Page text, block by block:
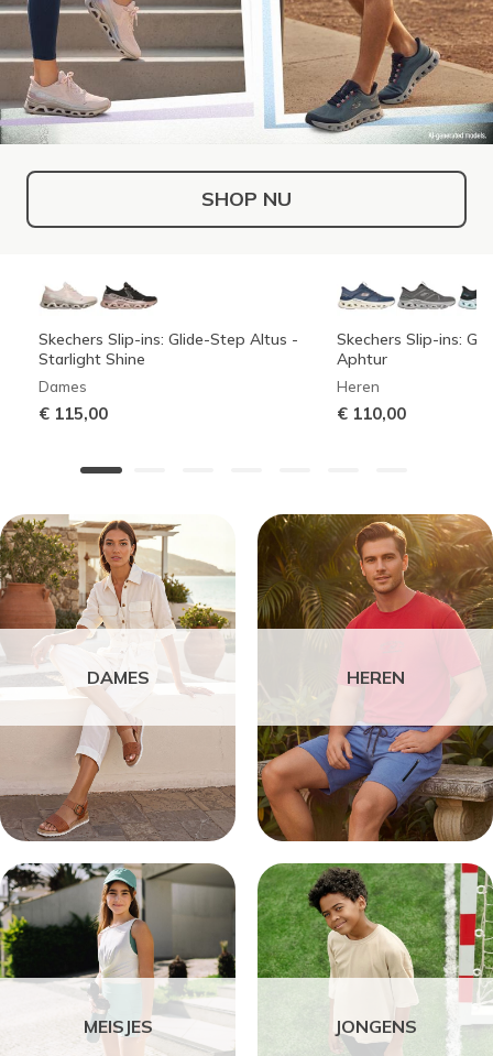
SHOP NU
Skechers Slip-ins: Glide-Step Altus -
Starlight Shine
Dames
€ 115,00
Skechers Slip-ins:
Aphtur
Heren
€ 110,00
DAMES HEREN
MEISJES JONGENS